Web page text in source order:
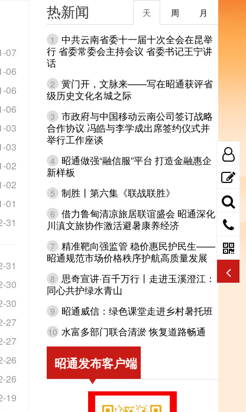
07
06
06
06
03
03
02
02
01
31
31
30
30
27
27
26
26
19
热新闻 月
周
天
1
中共云南省委十一届十次全会在昆举
行 省委常委会主持会议 省委书记王宁讲
话
2 黉门开，文脉来——写在昭通获评省
级历史文化名城之际
3 市政府与中国移动云南公司签订战略
合作协议 冯皓与李学成出席签约仪式并
举行工作座谈
4
昭通做强“融信服”平台 打造金融惠企
新样板
5 制胜丨第六集《联战联胜》
6 借力鲁甸清凉旅居联谊盛会 昭通深化
川滇文旅协作激活避暑康养经济
7 精准靶向强监管 稳价惠民护民生——
昭通规范市场价格秩序护航高质量发展
8 思奇宣讲·百千万行丨走进玉溪澄江：
同心共护绿水青山
9 昭通威信：绿色课堂走进乡村暑托班
10 水富多部门联合清淤 恢复道路畅通
昭通发布客户端